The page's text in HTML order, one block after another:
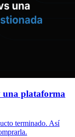
una plataforma
terminado. Así